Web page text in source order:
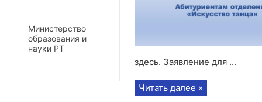
здесь. Заявление для ...
Читать далее »
Министерство
образования и
науки РТ